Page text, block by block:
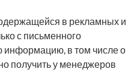
в рекламных и
с письменного
информацию, в том числе о
получить у менеджеров